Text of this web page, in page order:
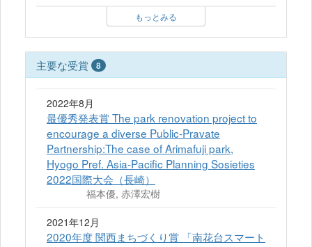
もっとみる
主要な受賞 8
2022年8月
最優秀発表賞 The park renovation project to
encourage a diverse Public-Pravate
Partnership:The case of Arimafuji park,
Hyogo Pref. Asia-Pacific Planning Sosieties
2022国際大会（長崎）
福本優, 赤澤宏樹
2021年12月
2020年度 関西まちづくり賞 「南花台スマート